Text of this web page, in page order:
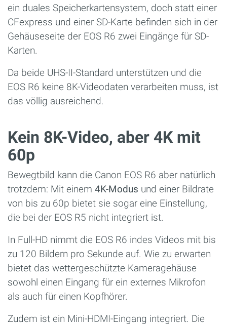
ein duales Speicherkartensystem, doch statt einer
CFexpress und einer SD-Karte befinden sich in der
Gehäuseseite der EOS R6 zwei Eingänge für SD-
Karten.
Da beide UHS-II-Standard unterstützen und die
EOS R6 keine 8K-Videodaten verarbeiten muss, ist
das völlig ausreichend.
Kein 8K-Video, aber 4K mit
60p
Bewegtbild kann die Canon EOS R6 aber natürlich
trotzdem: Mit einem 4K-Modus und einer Bildrate
von bis zu 60p bietet sie sogar eine Einstellung,
die bei der EOS R5 nicht integriert ist.
In Full-HD nimmt die EOS R6 indes Videos mit bis
zu 120 Bildern pro Sekunde auf. Wie zu erwarten
bietet das wettergeschützte Kameragehäuse
sowohl einen Eingang für ein externes Mikrofon
als auch für einen Kopfhörer.
Zudem ist ein Mini-HDMI-Eingang integriert. Die